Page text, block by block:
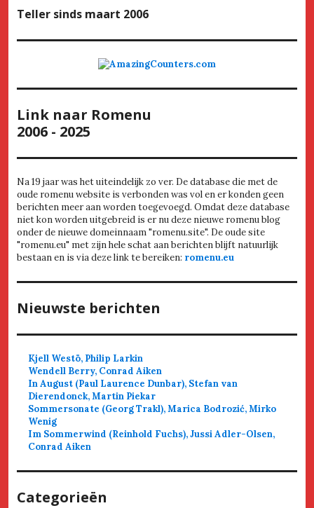
Teller sinds maart 2006
Link naar Romenu
2006 - 2025
Na 19 jaar was het uiteindelijk zo ver. De database die met de
oude romenu website is verbonden was vol en er konden geen
berichten meer aan worden toegevoegd. Omdat deze database
niet kon worden uitgebreid is er nu deze nieuwe romenu blog
onder de nieuwe domeinnaam "romenu.site". De oude site
"romenu.eu" met zijn hele schat aan berichten blijft natuurlijk
bestaan en is via deze link te bereiken: romenu.eu
Nieuwste berichten
Kjell Westö, Philip Larkin
Wendell Berry, Conrad Aiken
In August (Paul Laurence Dunbar), Stefan van
Dierendonck, Martin Piekar
Sommersonate (Georg Trakl), Marica Bodrozić, Mirko
Wenig
Im Sommerwind (Reinhold Fuchs), Jussi Adler-Olsen,
Conrad Aiken
Categorieën